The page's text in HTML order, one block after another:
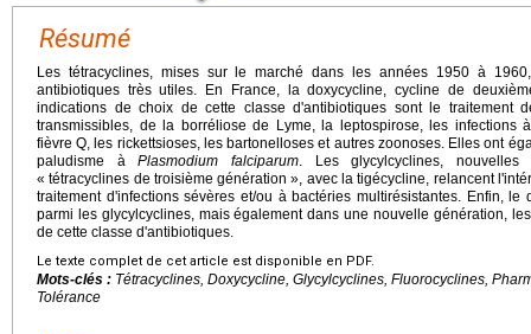
Résumé
Les tétracyclines, mises sur le marché dans les années 1950 à
antibiotiques très utiles. En France, la doxycycline, cycline de
indications de choix de cette classe d'antibiotiques sont le traitement
transmissibles, de la borréliose de Lyme, la leptospirose, les infections
fièvre Q, les rickettsioses, les bartonelloses et autres zoonoses. Elles ont
paludisme àPlasmodium falciparum. Les glycylcyclines, nouvelles
« tétracyclines de troisième génération », avec la tigécycline, relancent
traitement d'infections sévères et/ou à bactéries multirésistantes. Enfin,
parmi les glycylcyclines, mais également dans une nouvelle génération,
de cette classe d'antibiotiques.
Le texte complet de cet article est disponible en PDF.
Mots-clés : Tétracyclines, Doxycycline, Glycylcyclines, Fluorocyclines,
Tolérance